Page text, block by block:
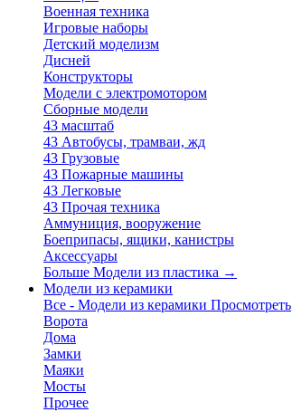
Военная техника
Игровые наборы
Детский моделизм
Дисней
Конструкторы
Модели с электромотором
Сборные модели
43 масштаб
43 Автобусы, трамваи, жд
43 Грузовые
43 Пожарные машины
43 Легковые
43 Прочая техника
Аммуниция, вооружение
Боеприпасы, ящики, канистры
Аксессуары
Больше Модели из пластика →
Модели из керамики
Все - Модели из керамики Просмотреть
Ворота
Дома
Замки
Маяки
Мосты
Прочее